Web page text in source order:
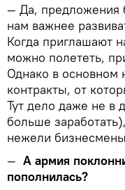
— Да, предложения
нам важнее
Когда приглашают
можно полететь,
Однако в основном
контракты, от
Тут дело даже не в
больше
нежели
— А армия
пополнилась?